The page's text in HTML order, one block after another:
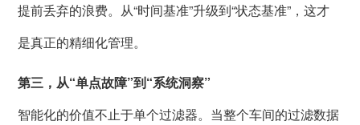
提前丢弃的浪费。从“时间基准”升级到“状态基准”，这才
是真正的精细化管理。
第三，从“单点故障”到“系统洞察”
智能化的价值不止于单个过滤器。当整个车间的过滤数据